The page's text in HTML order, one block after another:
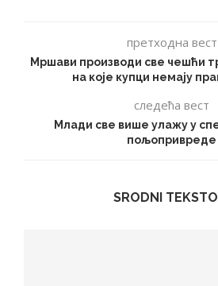
претходна вест
Мршави производи све чешћи
на које купци немају
следећа вест
Млади све више улажу у
пољопривреде
SRODNI